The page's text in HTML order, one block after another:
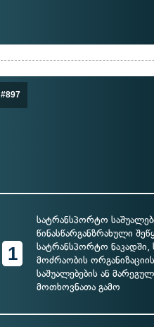
#897
1
სატრანსპორტო
წინასწარგანზრახული
სატრანსპორტო ნაკადში,
მოძრაობის
საშუალებების ან
მოთხოვნათა გამო